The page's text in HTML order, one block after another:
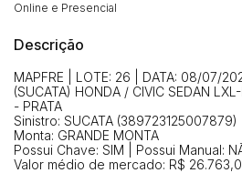
Online e Presencial
Descrição
MAPFRE | LOTE: 26 | DATA: 08/07/
(SUCATA) HONDA / CIVIC SEDAN
- PRATA
Sinistro: SUCATA (389723125007879)
Monta: GRANDE MONTA
Possui Chave: SIM | Possui Manual:
Valor médio de mercado: R$